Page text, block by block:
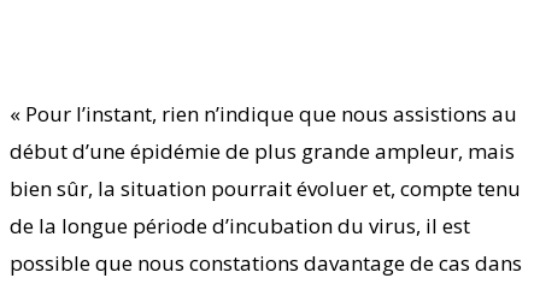
« Pour l’instant, rien n’indique que nous assistions au
début d’une épidémie de plus grande ampleur, mais
bien sûr, la situation pourrait évoluer et, compte tenu
de la longue période d’incubation du virus, il est
possible que nous constations davantage de cas dans